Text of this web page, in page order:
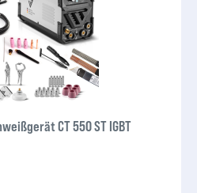
CT 550 ST IGBT